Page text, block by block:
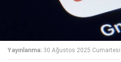
Yayınlanma: 30 Ağustos 2025